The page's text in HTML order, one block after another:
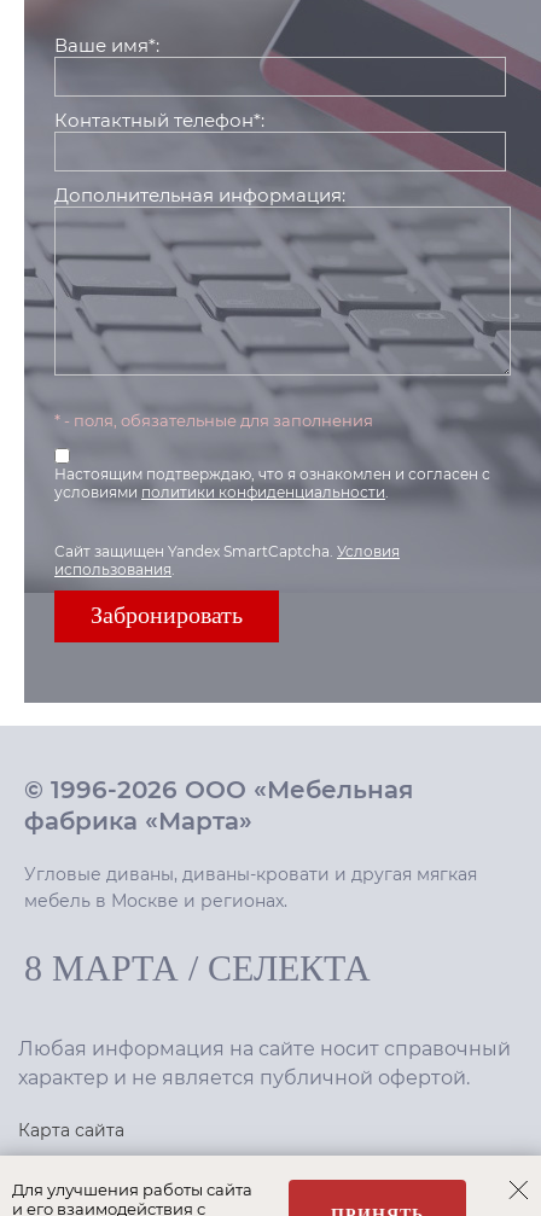
Ваше имя*:
Контактный телефон*:
Дополнительная информация:
* - поля, обязательные для заполнения
Настоящим подтверждаю, что я ознакомлен и согласен с
условиями политики конфиденциальности.
Сайт защищен Yandex SmartCaptcha. Условия
использования.
© 1996-2026 ООО «Мебельная
фабрика «Марта»
Угловые диваны, диваны-кровати и другая мягкая
мебель в Москве и регионах.
8 МАРТА / СЕЛЕКТА
Любая информация на сайте носит справочный
характер и не является публичной офертой.
Карта сайта
Политика конфиденциальности
Для улучшения работы сайта
и его взаимодействия с